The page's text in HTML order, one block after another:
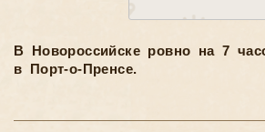
В Новороссийске ровно на 7
в Порт-о-Пренсе.